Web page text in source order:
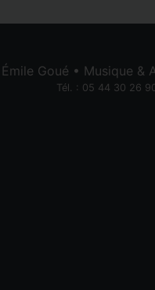
Goué • Musique &
Tél. : 05 44 30 26